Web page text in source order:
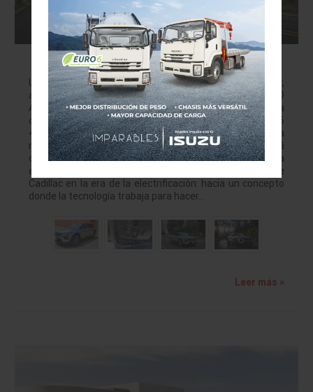
Cadillac OPTIQ 2026 redefine lujo eléctrico
con tecnología avanzada.
Una semana al volante confirma confort superior,
autonomía real y refinamiento excepcional JULIO BRITO
A. jbritoa@yahoo.com Durante una semana tuve la
oportunidad de convivir con la Cadillac OPTIQ 2026
450E4, una SUV totalmente eléctrica que representa la
nueva visión de lujo de la firma estadounidense. Más allá
de las cifras de potencia, autonomía o equipamiento, la
experiencia permite comprender hacia dónde se dirige
Cadillac en la era de la electrificación: hacia un concepto
donde la tecnología trabaja para hacer…
Leer más »